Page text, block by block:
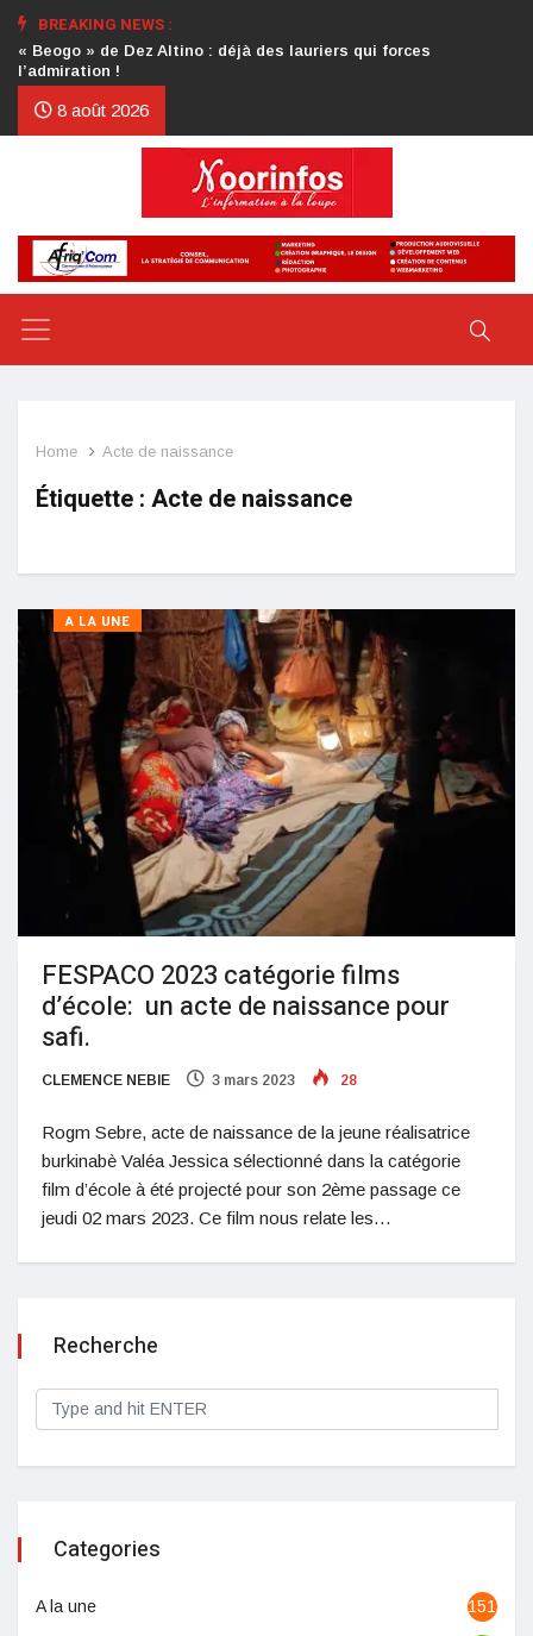
BREAKING NEWS :
Crise au CDP : l’authentification de la lettre du président
d’honneur toujours attendue
8 août 2026
Home Acte de naissance
Étiquette : Acte de naissance
A LA UNE
FESPACO 2023 catégorie films
d’école: un acte de naissance pour
safi.
CLEMENCE NEBIE 3 mars 2023 28
Rogm Sebre, acte de naissance de la jeune réalisatrice
burkinabè Valéa Jessica sélectionné dans la catégorie
film d’école à été projecté pour son 2ème passage ce
jeudi 02 mars 2023. Ce film nous relate les…
Recherche
Categories
A la une 1513